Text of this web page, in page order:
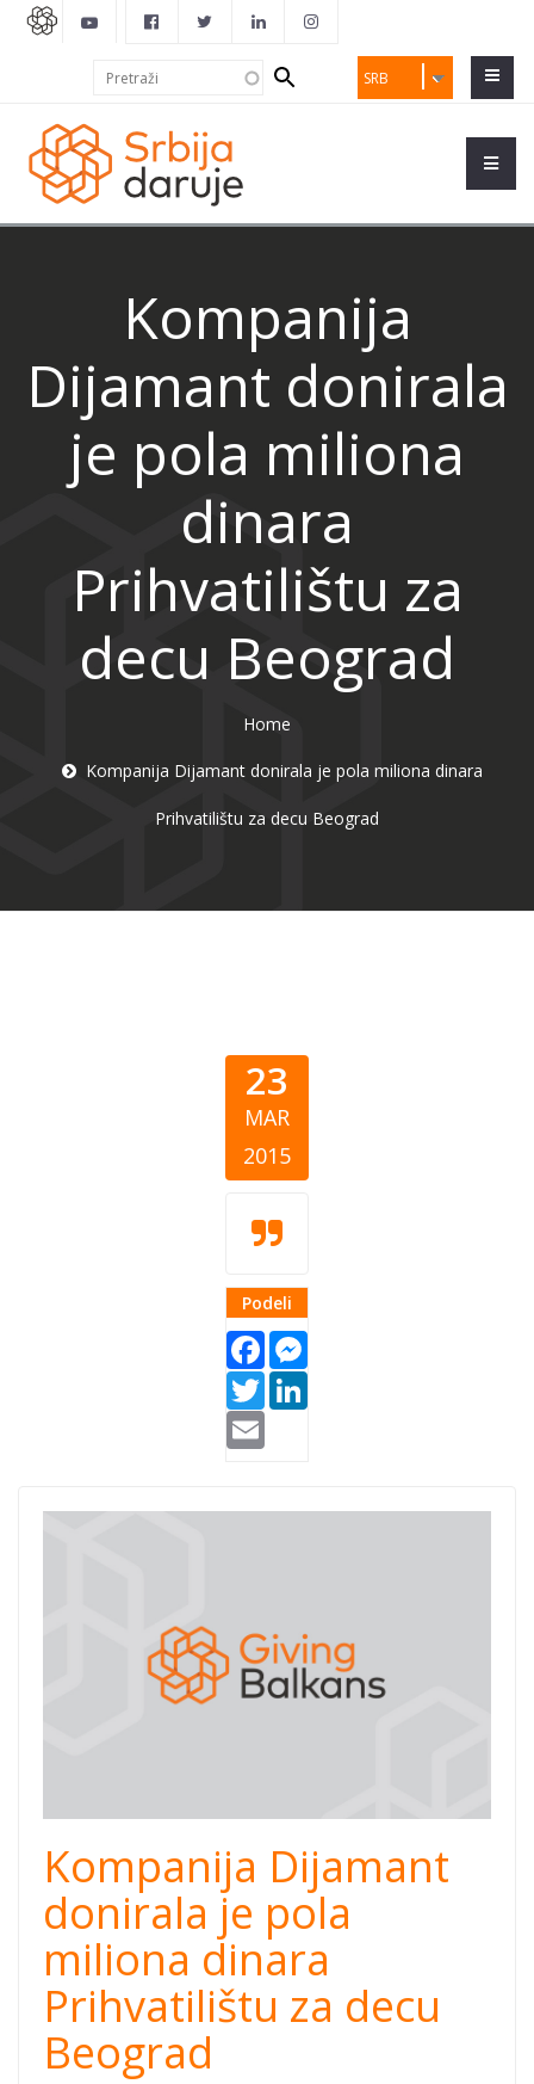
SRB
Search
form
Kompanija
Dijamant donirala
je pola miliona
dinara
Prihvatilištu za
decu Beograd
Home
Kompanija Dijamant donirala je pola miliona dinara
Prihvatilištu za decu Beograd
23
MAR
2015
Podeli
Facebook
Twitter
Kompanija Dijamant
donirala je pola
miliona dinara
Prihvatilištu za decu
Beograd